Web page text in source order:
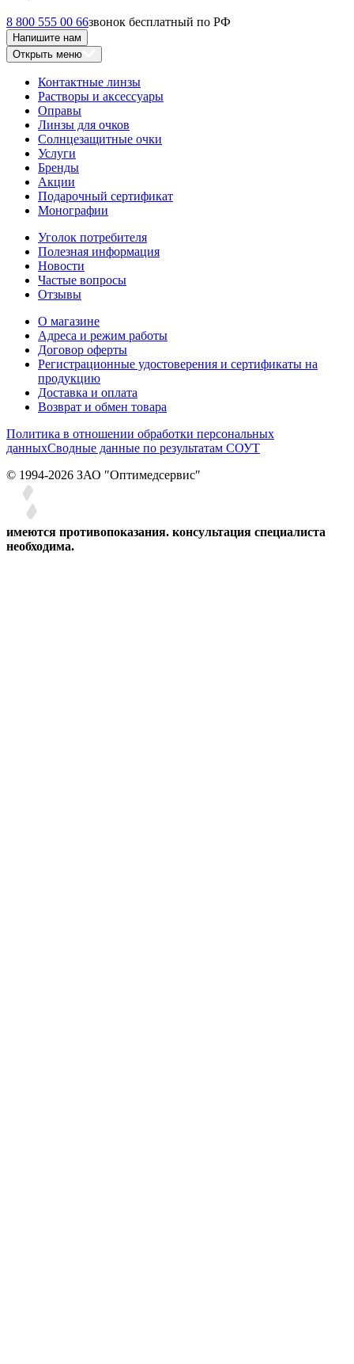
8 800 555 00 66звонок бесплатный по РФ
Напишите нам
Открыть меню
Контактные линзы
Растворы и аксессуары
Оправы
Линзы для очков
Солнцезащитные очки
Услуги
Бренды
Акции
Подарочный сертификат
Монографии
Уголок потребителя
Полезная информация
Новости
Частые вопросы
Отзывы
О магазине
Адреса и режим работы
Договор оферты
Регистрационные удостоверения и сертификаты на
продукцию
Доставка и оплата
Возврат и обмен товара
Политика в отношении обработки персональных
данныхСводные данные по результатам СОУТ
© 1994-2026 ЗАО ″Оптимедсервис″
имеются противопоказания. консультация специалиста
необходима.